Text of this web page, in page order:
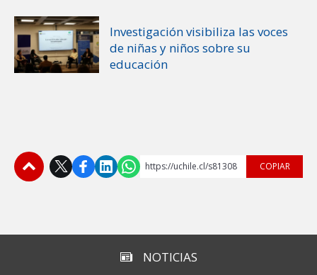
Investigación visibiliza las voces
de niñas y niños sobre su
educación
https://uchile.cl/s81308 COPIAR
NOTICIAS